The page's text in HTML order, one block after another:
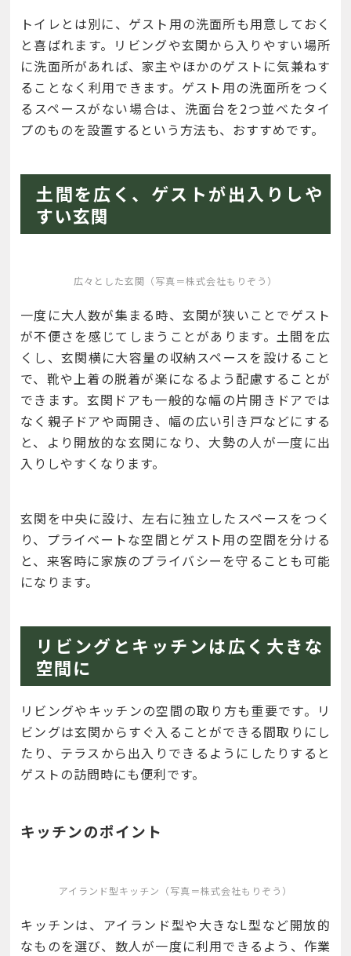
トイレとは別に、ゲスト用の洗面所も用意しておく
と喜ばれます。リビングや玄関から入りやすい場所
に洗面所があれば、家主やほかのゲストに気兼ねす
ることなく利用できます。ゲスト用の洗面所をつく
るスペースがない場合は、洗面台を2つ並べたタイ
プのものを設置するという方法も、おすすめです。
土間を広く、ゲストが出入りしや
すい玄関
広々とした玄関（写真＝株式会社もりぞう）
一度に大人数が集まる時、玄関が狭いことでゲスト
が不便さを感じてしまうことがあります。土間を広
くし、玄関横に大容量の収納スペースを設けること
で、靴や上着の脱着が楽になるよう配慮することが
できます。玄関ドアも一般的な幅の片開きドアでは
なく親子ドアや両開き、幅の広い引き戸などにする
と、より開放的な玄関になり、大勢の人が一度に出
入りしやすくなります。
玄関を中央に設け、左右に独立したスペースをつく
り、プライベートな空間とゲスト用の空間を分ける
と、来客時に家族のプライバシーを守ることも可能
になります。
リビングとキッチンは広く大きな
空間に
リビングやキッチンの空間の取り方も重要です。リ
ビングは玄関からすぐ入ることができる間取りにし
たり、テラスから出入りできるようにしたりすると
ゲストの訪問時にも便利です。
キッチンのポイント
アイランド型キッチン（写真＝株式会社もりぞう）
キッチンは、アイランド型や大きなL型など開放的
なものを選び、数人が一度に利用できるよう、作業